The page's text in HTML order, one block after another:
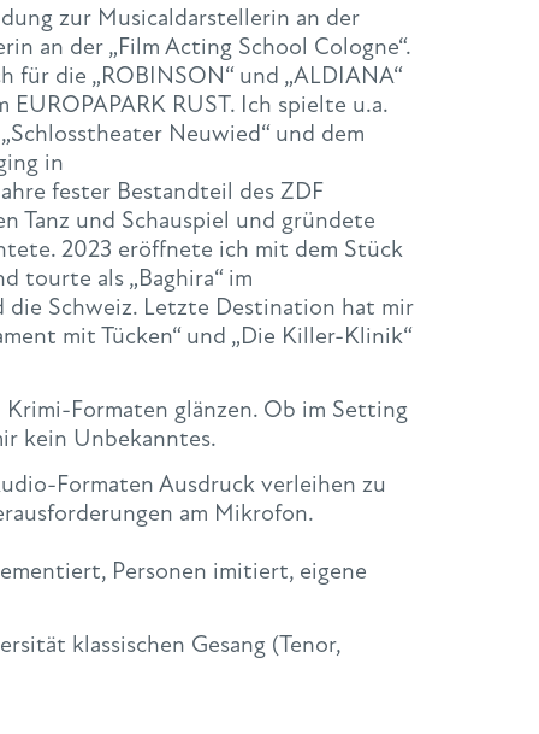
zur Musicaldarstellerin an der
an der „Film Acting School Cologne“.
die „ROBINSON“ und „ALDIANA“
RUST. Ich spielte u.a.
Neuwied“ und dem
in
fester Bestandteil des ZDF
Tanz und Schauspiel und gründete
2023 eröffnete ich mit dem Stück
tourte als „Baghira“ im
die Schweiz. Letzte Destination hat mir
mit Tücken“ und „Die Killer-Klinik“
Formaten glänzen. Ob im Setting
kein Unbekanntes.
Formaten Ausdruck verleihen zu
am Mikrofon.
Personen imitiert, eigene
klassischen Gesang (Tenor,